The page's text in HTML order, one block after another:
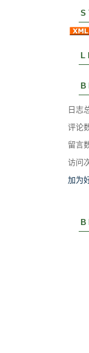
日志
评论
留言
访问
加为